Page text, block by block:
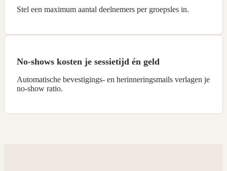
Stel een maximum aantal deelnemers per groepsles in.
No-shows kosten je sessietijd én geld
Automatische bevestigings- en herinneringsmails verlagen je
no-show ratio.